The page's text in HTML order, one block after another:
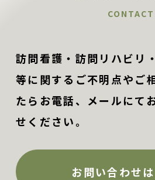
CONTACT
訪問看護・訪問リハビリ
等に関するご不明点やご
たらお電話、メールにて
せください。
お問い合わせ